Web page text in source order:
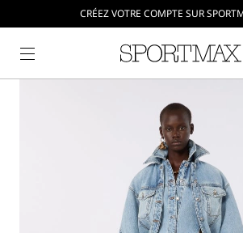
CRÉEZ VOTRE COMPTE SUR